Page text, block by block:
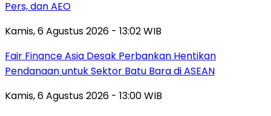
Pers, dan AEO
Kamis, 6 Agustus 2026 - 13:02 WIB
Fair Finance Asia Desak Perbankan Hentikan
Pendanaan untuk Sektor Batu Bara di ASEAN
Kamis, 6 Agustus 2026 - 13:00 WIB